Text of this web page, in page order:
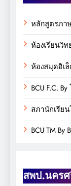
หลักสูตรภา
ห้องเรียนวิ
ห้องสมุดอิเ
BCU F.C.
สภานักเรีย
BCU TM By
สพป.นคร